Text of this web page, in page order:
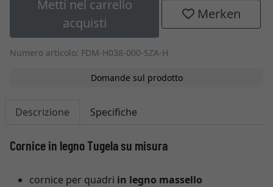
Metti nel carrello
acquisti
Merken
Numero articolo: FDM-H038-000-SZA-H
Domande sul prodotto
Descrizione Specifiche
Cornice in legno Tugela su misura
cornice per quadri in legno massello